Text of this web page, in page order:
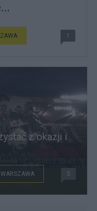
1
z okazji i
WARSZAWA 5